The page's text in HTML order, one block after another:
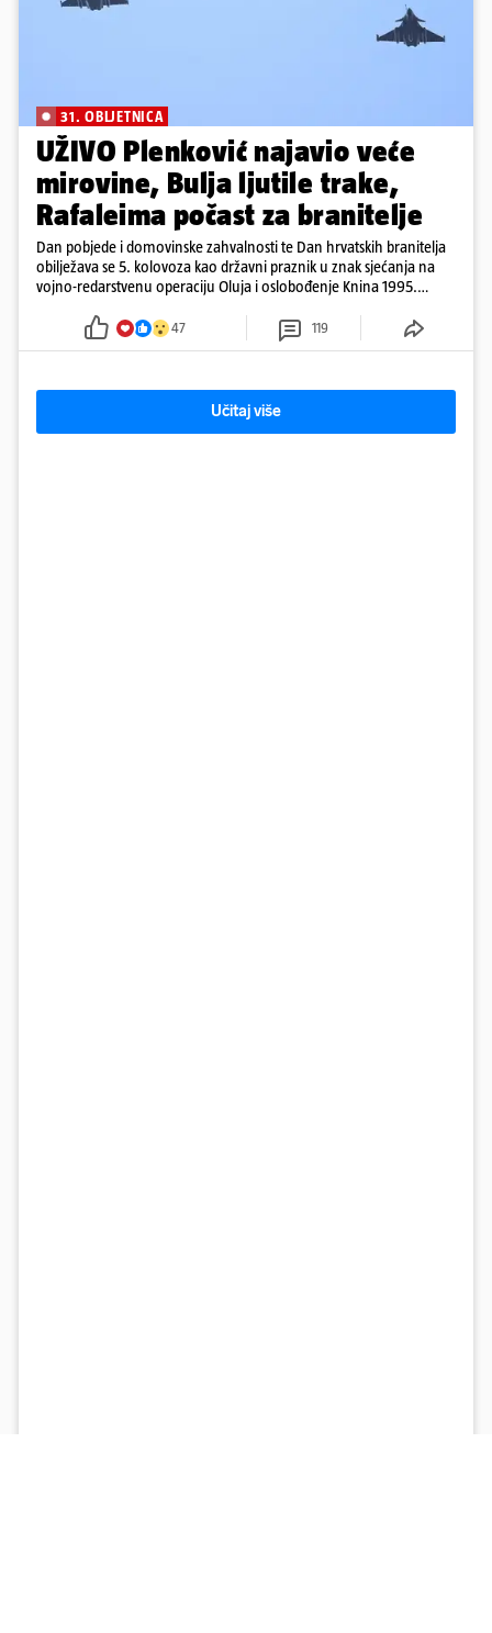
31. OBLJETNICA
UŽIVO Plenković najavio veće
mirovine, Bulja ljutile trake,
Rafaleima počast za branitelje
Dan pobjede i domovinske zahvalnosti te Dan hrvatskih branitelja
obilježava se 5. kolovoza kao državni praznik u znak sjećanja na
vojno-redarstvenu operaciju Oluja i oslobođenje Knina 1995.
47 119
Učitaj više